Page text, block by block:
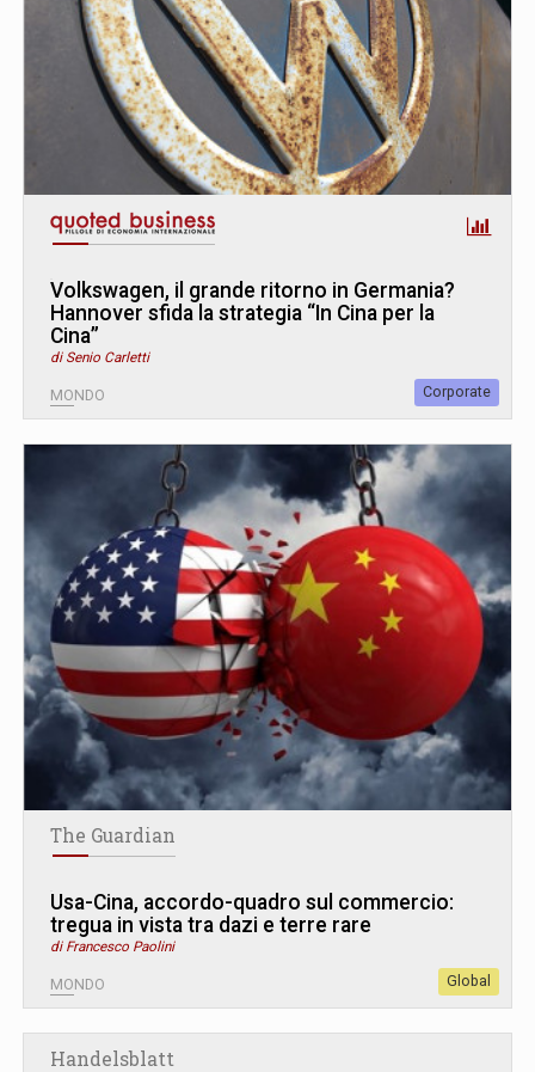
Volkswagen, il grande ritorno in Germania?
Hannover sfida la strategia “In Cina per la
Cina”
di Senio Carletti
MONDO Corporate
The Guardian
Usa-Cina, accordo-quadro sul commercio:
tregua in vista tra dazi e terre rare
di Francesco Paolini
MONDO Global
Handelsblatt